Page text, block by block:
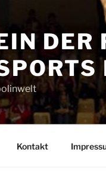
DER
Kontakt